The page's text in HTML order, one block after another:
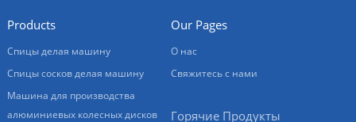
Products
Спицы делая машину
Спицы сосков делая машину
Машина для производства
алюминиевых колесных дисков
Our Pages
О нас
Свяжитесь с нами
Горячие Продукты